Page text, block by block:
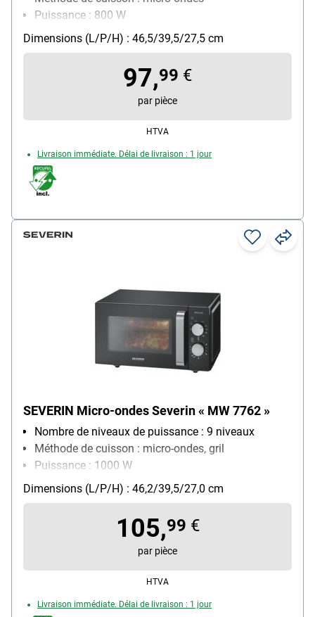
Puissance : 800 W
Équipement four micro-ondes : éclairage intérieur,
touche "quick", heure, minuterie manuelle,
programme de décongélation
Dimensions (L/P/H) : 46,5/39,5/27,5 cm
97,99 €
par pièce
HTVA
Livraison immédiate. Délai de livraison : 1 jour
SEVERIN Micro-ondes Severin « MW 7762 »
Nombre de niveaux de puissance : 9 niveaux
Méthode de cuisson : micro-ondes, gril
Puissance : 1000 W
Équipement four micro-ondes : éclairage intérieur,
minuterie manuelle, grille
Dimensions (L/P/H) : 46,2/39,5/27,0 cm
105,99 €
par pièce
HTVA
Livraison immédiate. Délai de livraison : 1 jour